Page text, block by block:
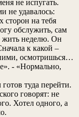
не испугать.
не удавалось:
сторон на тебя
обслужить, сам
жить неделю. Он
к какой –
осмотришься…
- «Нормально,
туда перейти.
говорят: не
Хотел одного, а